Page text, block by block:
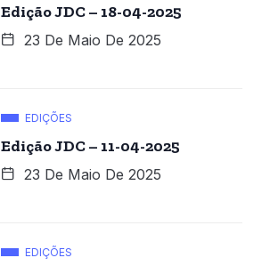
Edição JDC – 18-04-2025
23 De Maio De 2025
EDIÇÕES
Edição JDC – 11-04-2025
23 De Maio De 2025
EDIÇÕES